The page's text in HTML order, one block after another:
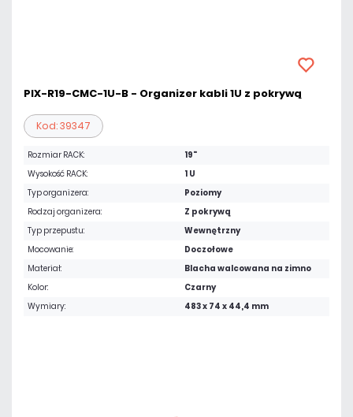
PIX-R19-CMC-1U-B - Organizer kabli 1U z pokrywą
Kod: 39347
Rozmiar RACK:
19"
Wysokość RACK:
1 U
Typ organizera:
Poziomy
Rodzaj organizera:
Z pokrywą
Typ przepustu:
Wewnętrzny
Mocowanie:
Doczołowe
Materiał:
Blacha walcowana na zimno
Kolor:
Czarny
Wymiary:
483 x 74 x 44,4 mm